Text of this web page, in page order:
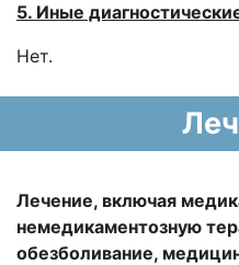
5. Иные
Нет.
Лечение, включая
немедикаментозную
обезболивание,